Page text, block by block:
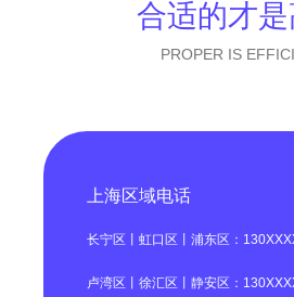
合适的才
PROPER IS
上海区域电话
长宁区丨虹口区丨浦东区：
卢湾区丨徐汇区丨静安区：